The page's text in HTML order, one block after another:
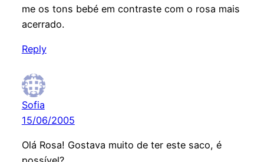
me os tons bebé em contraste com o rosa mais
acerrado.
Reply
Sofia
15/06/2005
Olá Rosa! Gostava muito de ter este saco, é